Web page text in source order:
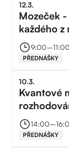
12.3.
Mozeček
každého z
9:00–⁠11:00
PŘEDNÁŠKY
10.3.
Kvantové
14:00–⁠
PŘEDNÁŠKY